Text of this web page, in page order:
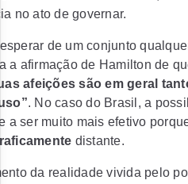
no ato de governar.
de um conjunto
a afirmação de Hamilton de
afeições são em geral
. No caso do Brasil, a
a ser muito mais efetivo
distante.
da realidade vivida pelo